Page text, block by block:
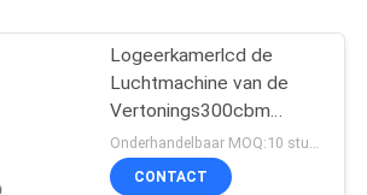
Logeerkamerlcd de
Luchtmachine van de
Vertonings300cbm
120ml Geur
Onderhandelbaar MOQ:10 stukken
CONTACT